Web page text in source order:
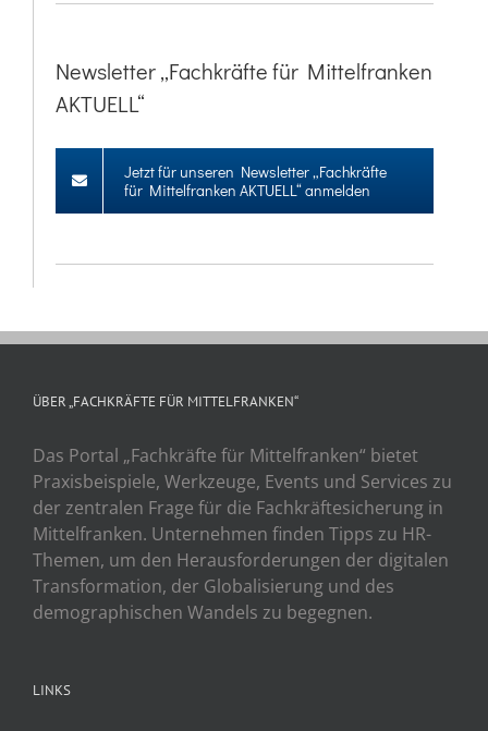
Newsletter „Fachkräfte für Mittelfranken
AKTUELL“
Jetzt für unseren Newsletter „Fachkräfte
für Mittelfranken AKTUELL“ anmelden
ÜBER „FACHKRÄFTE FÜR MITTELFRANKEN“
Das Portal „Fachkräfte für Mittelfranken“ bietet
Praxisbeispiele, Werkzeuge, Events und Services zu
der zentralen Frage für die Fachkräftesicherung in
Mittelfranken. Unternehmen finden Tipps zu HR-
Themen, um den Herausforderungen der digitalen
Transformation, der Globalisierung und des
demographischen Wandels zu begegnen.
LINKS